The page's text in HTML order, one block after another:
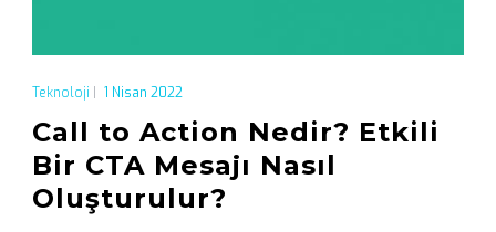
Teknoloji 1 Nisan 2022
Call to Action Nedir? Etkili
Bir CTA Mesajı Nasıl
Oluşturulur?